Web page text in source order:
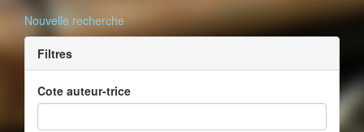
Nouvelle recherche
Filtres
Cote auteur-trice